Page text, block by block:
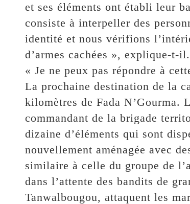
et ses éléments ont établi leur
consiste à interpeller des
identité et nous vérifions
d’armes cachées », explique-t-
« Je ne peux pas répondre à
La prochaine destination de la
kilomètres de Fada N’Gourma.
commandant de la brigade
dizaine d’éléments qui sont
nouvellement aménagée avec
similaire à celle du groupe de
dans l’attente des bandits de
Tanwalbougou, attaquent les